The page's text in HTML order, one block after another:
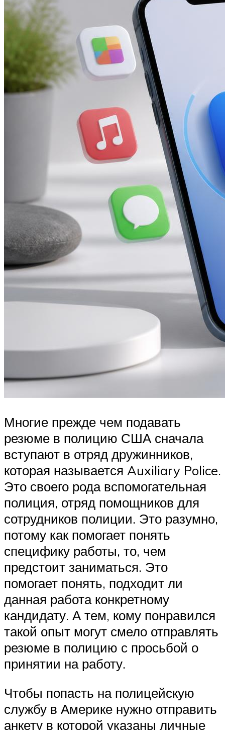
Многие прежде чем подавать
резюме в полицию США сначала
вступают в отряд дружинников,
которая называется Auxiliary Police.
Это своего рода вспомогательная
полиция, отряд помощников для
сотрудников полиции. Это разумно,
потому как помогает понять
специфику работы, то, чем
предстоит заниматься. Это
помогает понять, подходит ли
данная работа конкретному
кандидату. А тем, кому понравился
такой опыт могут смело отправлять
резюме в полицию с просьбой о
принятии на работу.
Чтобы попасть на полицейскую
службу в Америке нужно отправить
анкету в которой указаны личные